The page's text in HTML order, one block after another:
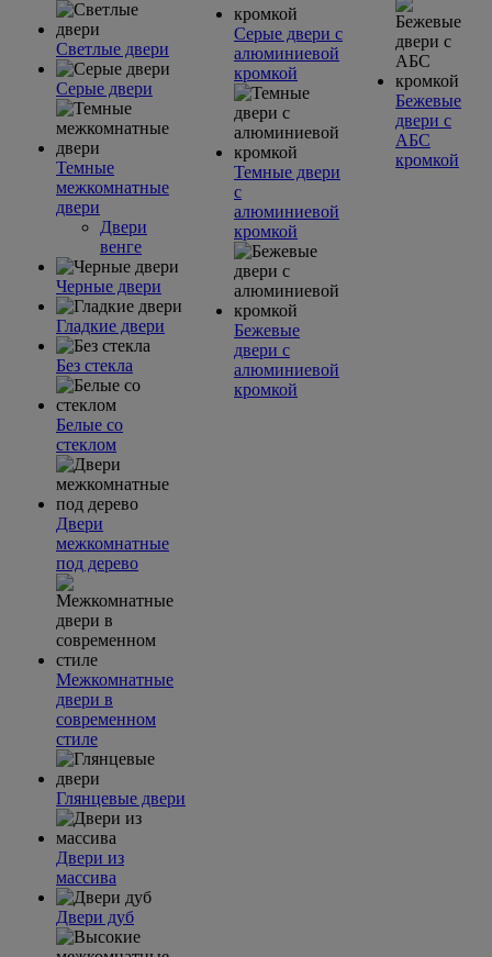
Светлые двери
Серые двери
Темные
межкомнатные
двери
Двери
венге
Черные двери
Гладкие двери
Без стекла
Белые со
стеклом
Двери
межкомнатные
под дерево
Межкомнатные
двери в
современном
стиле
Глянцевые двери
Двери из
массива
Двери дуб
Серые двери с
алюминиевой
кромкой
Темные двери
с
алюминиевой
кромкой
Бежевые
двери с
алюминиевой
кромкой
Бежевые
двери с
АБС
кромкой